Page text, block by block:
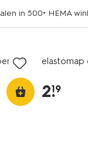
in 500+ HEMA
rib
elastomap
2.
19